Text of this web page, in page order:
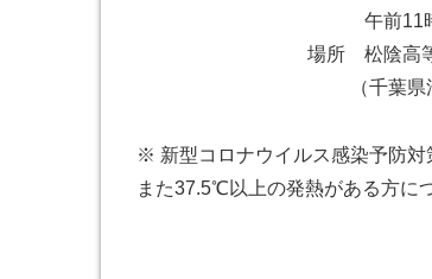
午前11時30分（開
場所 松陰高等学校 千
（千葉県浦安市北栄3-
※ 新型コロナウイルス感染予防対
また37.5℃以上の発熱がある方に